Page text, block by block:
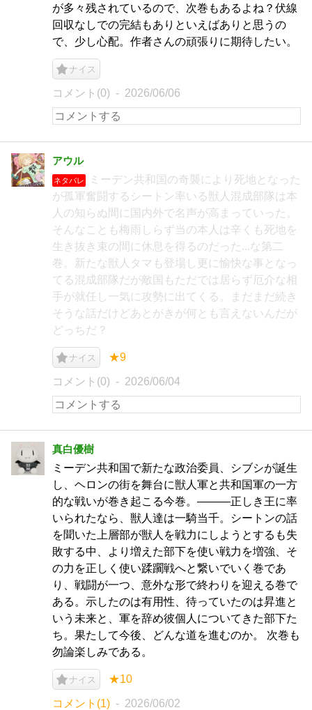
が多々残されているので、次巻もあるよね？伏線
回収なしでの完結もありといえばありと思うの
で、少し心配。作者さんの頑張りに期待したい。
ナイス
コメント(0) 2026/06/06
アウル
ネタバレ
ミーデン共和国の奇襲により死地となった
が孤軍奮闘するシートン率いる獣人混成部隊は本
人の知らぬ間に国内外で名声が高まっていった。
そんなことも梅雨しらず当の本人は辛くも死地を
生き抜き束の間に休息を得るのだった...な第二
巻。新たな獣人タマも登場し更に愉快な事となっ
てる混成部隊だが敵国もただでは居らず厄介な相
手が就任し一気に攻勢に出てくる。まだまだ続き
そうな話だけどあとがきが何とも言えないんだが
どっちだ？
ナイス ★9
コメント(0) 2026/06/04
真白優樹
ミーデン共和国で新たな政治委員、シブシが誕生
し、ヘロンの街を舞台に獣人軍と共和国軍の一方
的な戦いが巻き起こる今巻。―――正しき王に率
いられたなら、獣人達は一騎当千。シートンの話
を聞いた上層部が獣人を戦力にしようとするも失
敗する中、より増えた部下を使い戦力を増強、そ
の力を正しく使い蹂躙戦へと繋いでいく巻であ
り、戦闘が一つ、意外な形で終わりを迎える巻で
ある。示したのは有用性、待っていたのは昇進と
いう未来と、軍を辞め彼個人についてきた部下た
ち。果たして今後、どんな道を進むのか。 次巻も
勿論楽しみである。
ナイス ★10
コメント(1) 2026/06/02